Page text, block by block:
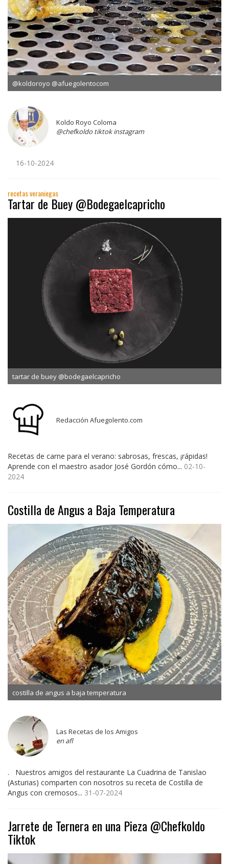
@koldoroyo @afuegolentocom
Koldo Royo Coloma
@chefkoldo tiktok instagram
16-10-2024
recetas veraniegas
Tartar de Buey @Bodegaelcapricho
tartar de buey @bodegaelcapricho
Redacción Afuegolento.com
Recetas de carne para el verano: sabrosas, frescas, ¡rápidas!
Aprende con el maestro asador José Gordón cómo... 02-10-
2024
Costilla de Angus a Baja Temperatura
costilla de angus a baja temperatura
Las Recetas de los Amigos
en afl
. Nuestros amigos del restaurante La Cuadrina de Tanislao
(Asturias) comparten con nosotros su receta de Costilla de
Angus con cremosos... 31-07-2024
Jarrete de Ternera en una Pieza @Chefkoldo
Tiktok